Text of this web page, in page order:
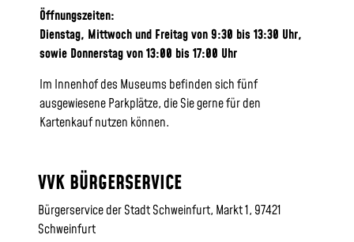
Öffnungszeiten:
Dienstag, Mittwoch und Freitag von 9:30 bis 13:30 Uhr,
sowie Donnerstag von 13:00 bis 17:00 Uhr
Im Innenhof des Museums befinden sich fünf
ausgewiesene Parkplätze, die Sie gerne für den
Kartenkauf nutzen können.
VVK BÜRGERSERVICE
Bürgerservice der Stadt Schweinfurt, Markt 1, 97421
Schweinfurt